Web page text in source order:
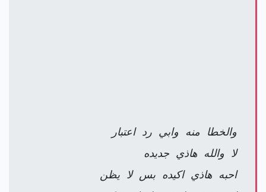
والخطا منه وابي رد اعتبار
لا والله هاذي جديده
احبه هاذي اكيده بس لا يظن